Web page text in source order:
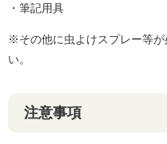
・筆記用具
※その他に虫よけスプレー等
い。
注意事項